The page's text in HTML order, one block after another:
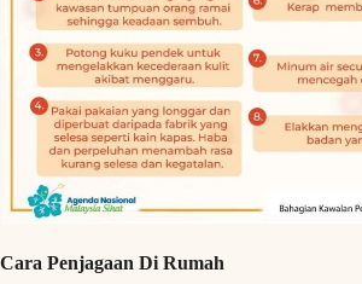
Cara Penjagaan Di Rumah